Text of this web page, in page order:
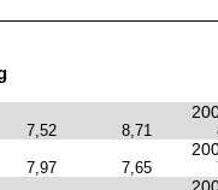
7,52 8,71
7,97 7,65